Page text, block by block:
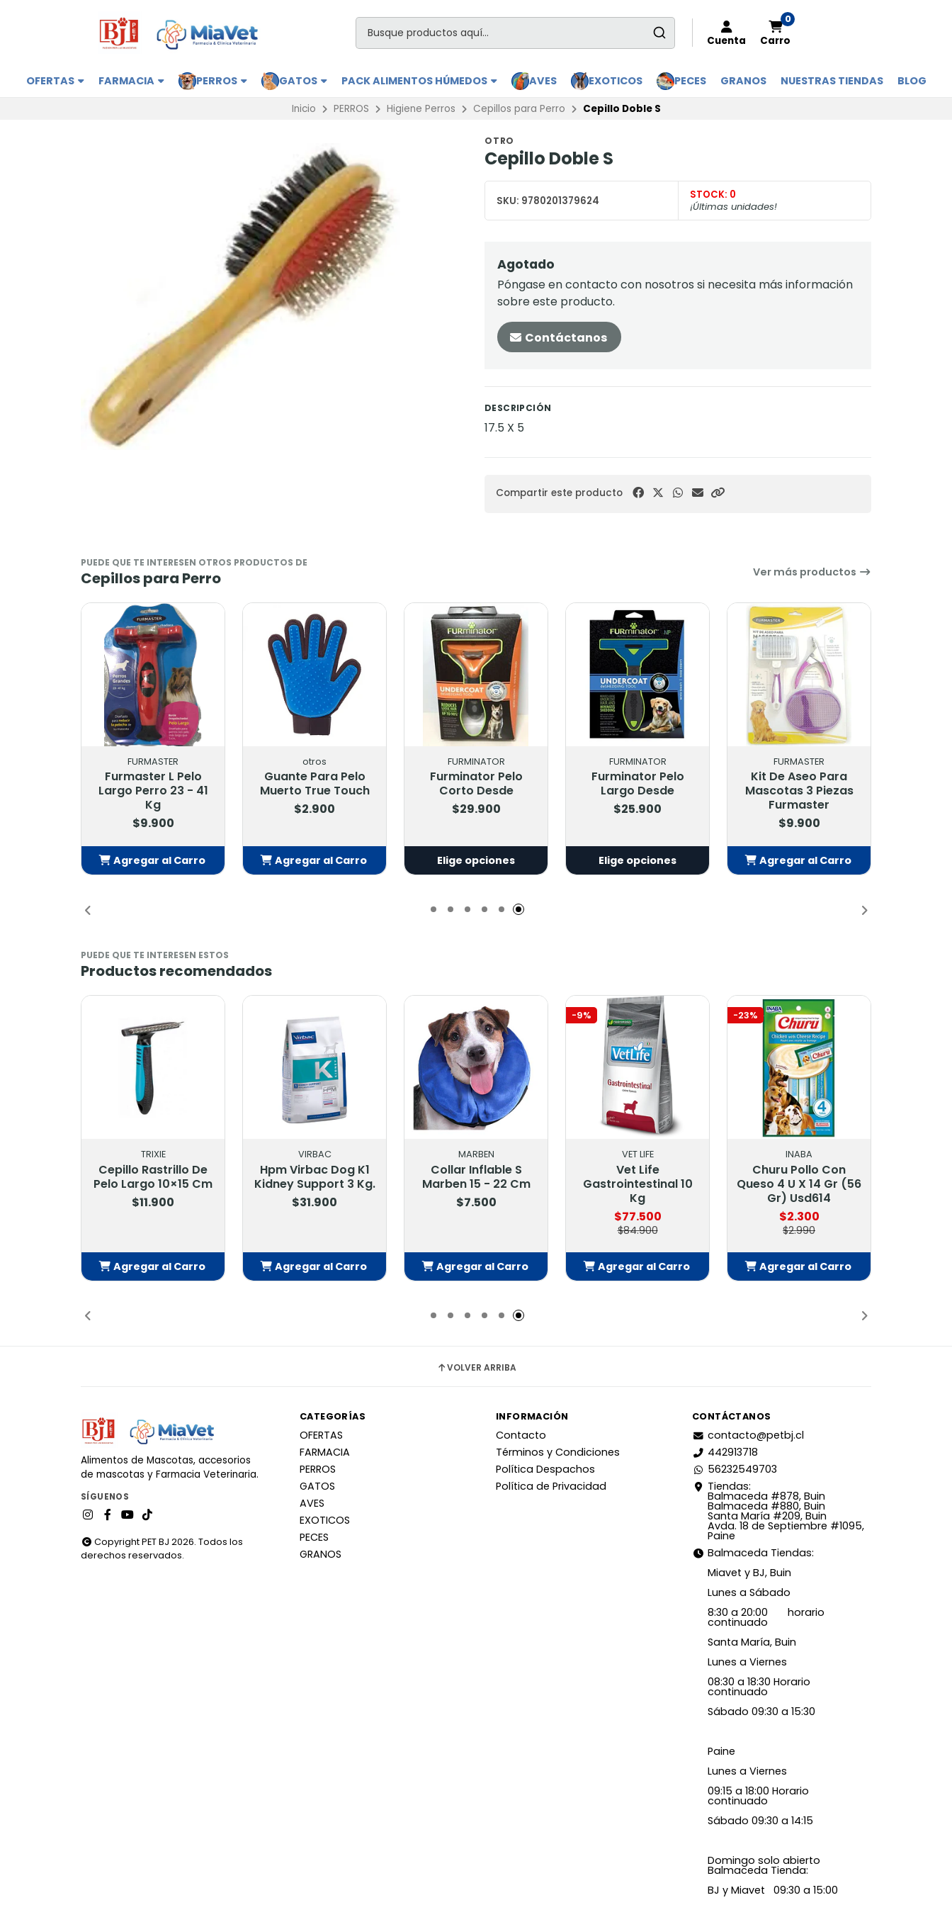
Cuenta
0
Carro
OFERTAS FARMACIA PERROS GATOS PACK ALIMENTOS HÚMEDOS AVES EXOTICOS PECES GRANOS NUESTRAS TIENDAS BLOG
Inicio PERROS Higiene Perros Cepillos para Perro Cepillo Doble S
OTRO
Cepillo Doble S
SKU: 9780201379624 STOCK: 0
¡Últimas unidades!
Agotado
Póngase en contacto con nosotros si necesita más información
sobre este producto.
Contáctanos
DESCRIPCIÓN
17.5 X 5
Compartir este producto
PUEDE QUE TE INTERESEN OTROS PRODUCTOS DE
Cepillos para Perro Ver más productos
FURMASTER
Furmaster L Pelo
Largo Perro 23 - 41
Kg
$9.900
Agregar al Carro
otros
Guante Para Pelo
Muerto True Touch
$2.900
Agregar al Carro
FURMINATOR
Furminator Pelo
Corto Desde
$29.900
Elige opciones
FURMINATOR
Furminator Pelo
Largo Desde
$25.900
Elige opciones
FURMASTER
Kit De Aseo Para
Mascotas 3 Piezas
Furmaster
$9.900
Agregar al Carro
PUEDE QUE TE INTERESEN ESTOS
Productos recomendados
TRIXIE
Cepillo Rastrillo De
Pelo Largo 10×15 Cm
$11.900
Agregar al Carro
VIRBAC
Hpm Virbac Dog K1
Kidney Support 3 Kg.
$31.900
Agregar al Carro
MARBEN
Collar Inflable S
Marben 15 - 22 Cm
$7.500
Agregar al Carro
-9%
VET LIFE
Vet Life
Gastrointestinal 10
Kg
$77.500
$84.900
Agregar al Carro
-23%
INABA
Churu Pollo Con
Queso 4 U X 14 Gr (56
Gr) Usd614
$2.300
$2.990
Agregar al Carro
VOLVER ARRIBA
Alimentos de Mascotas, accesorios
de mascotas y Farmacia Veterinaria.
SÍGUENOS
Copyright PET BJ 2026. Todos los
derechos reservados.
CATEGORÍAS
OFERTAS
FARMACIA
PERROS
GATOS
AVES
EXOTICOS
PECES
GRANOS
INFORMACIÓN
Contacto
Términos y Condiciones
Política Despachos
Política de Privacidad
CONTÁCTANOS
contacto@petbj.cl
442913718
56232549703
Tiendas:
Balmaceda #878, Buin
Balmaceda #880, Buin
Santa María #209, Buin
Avda. 18 de Septiembre #1095,
Paine
Balmaceda Tiendas:
Miavet y BJ, Buin
Lunes a Sábado
8:30 a 20:00 horario
continuado
Santa María, Buin
Lunes a Viernes
08:30 a 18:30 Horario
continuado
Sábado 09:30 a 15:30
Paine
Lunes a Viernes
09:15 a 18:00 Horario
continuado
Sábado 09:30 a 14:15
Domingo solo abierto
Balmaceda Tienda:
BJ y Miavet 09:30 a 15:00